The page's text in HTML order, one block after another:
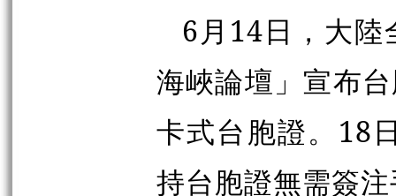
6月14日，大陸
海峽論壇」宣布
卡式台胞證。18
持台胞證無需簽